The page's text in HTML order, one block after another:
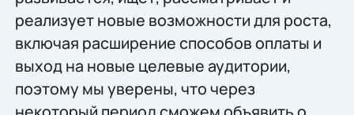
реализует новые возможности для роста,
включая расширение способов оплаты и
выход на новые целевые аудитории,
поэтому мы уверены, что через